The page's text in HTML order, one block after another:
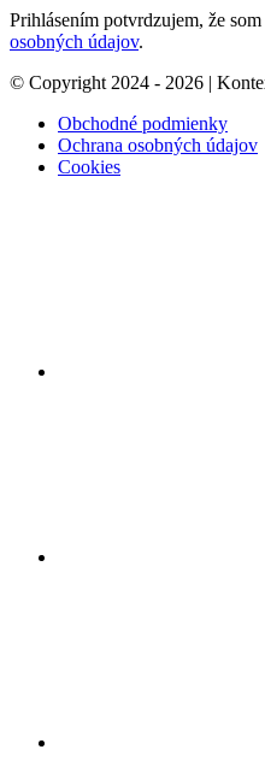
Prihlásením potvrdzujem, že
osobných údajov.
© Copyright 2024 - 2026 |
Obchodné podmienky
Ochrana osobných údajov
Cookies